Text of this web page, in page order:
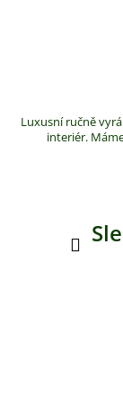
Luxusní ručně
interiér.